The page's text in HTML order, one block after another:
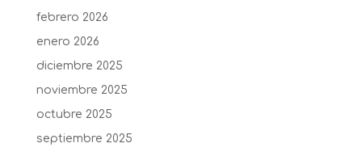
febrero 2026
enero 2026
diciembre 2025
noviembre 2025
octubre 2025
septiembre 2025